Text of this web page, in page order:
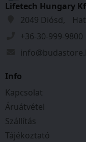
Lifetech Hungary
2049 Diósd,
+36-30-999-9800
Info
Kapcsolat
Áruátvétel
Szállítás
Tájékoztató